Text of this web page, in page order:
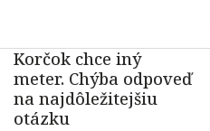
Korčok chce iný
meter. Chýba odpoveď
na najdôležitejšiu
otázku